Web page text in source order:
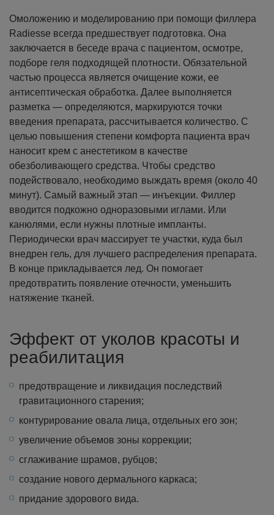
Омоложению и моделированию при помощи филлера
Radiesse всегда предшествует подготовка. Она
заключается в беседе врача с пациентом, осмотре,
подборе геля подходящей плотности. Обязательной
частью процесса является очищение кожи, ее
антисептическая обработка. Далее выполняется
разметка — определяются, маркируются точки
введения препарата, рассчитывается количество. С
целью повышения степени комфорта пациента врач
наносит крем с анестетиком в качестве
обезболивающего средства. Чтобы средство
подействовало, необходимо выждать время (около 40
минут). Самый важный этап — инъекции. Филлер
вводится подкожно одноразовыми иглами. Или
канюлями, если нужны плотные импланты.
Периодически врач массирует те участки, куда был
внедрен гель, для лучшего распределения препарата.
В конце прикладывается лед. Он помогает
предотвратить появление отечности, уменьшить
натяжение тканей.
Эффект от уколов красоты и
реабилитация
предотвращение и ликвидация последствий
гравитационного старения;
контурирование овала лица, отдельных его зон;
увеличение объемов зоны коррекции;
сглаживание шрамов, рубцов;
создание нового дермального каркаса;
придание здорового вида.